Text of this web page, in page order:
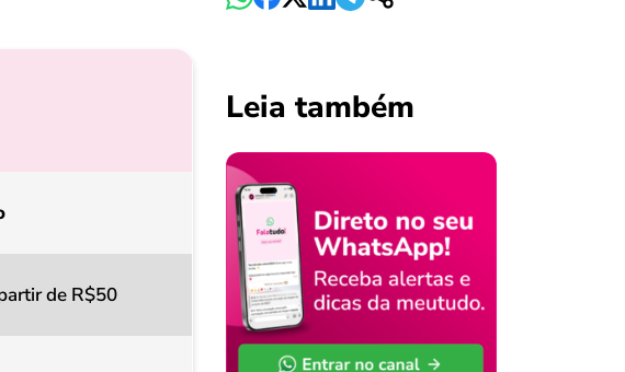
de R$50
Leia também